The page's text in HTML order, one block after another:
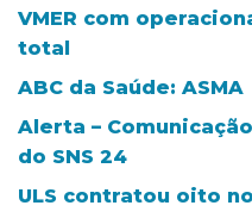
VMER com
total
ABC da Saúde: ASMA
Alerta –
do SNS 24
ULS contratou oito